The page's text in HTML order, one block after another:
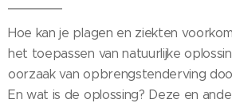
Hoe kan je plagen en ziekten
het toepassen van natuurlijke
oorzaak van opbrengstenderving
En wat is de oplossing? Deze en